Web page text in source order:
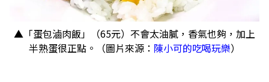
▲「蛋包滷肉飯」（65元）不會太油膩，香氣也夠，加上
半熟蛋很正點。（圖片來源： 陳小可的吃喝玩樂）